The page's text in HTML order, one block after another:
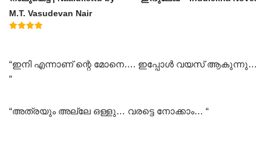
M.T. Vasudevan Nair
“ഇനി എന്നാണ് ന്റെ മോനെ…. ഇപ്പോൾ വയസ് ആകുന്നു…
“
“അത്രയും അല്ലേ ഒള്ളു… വരട്ടെ നോക്കാം… “